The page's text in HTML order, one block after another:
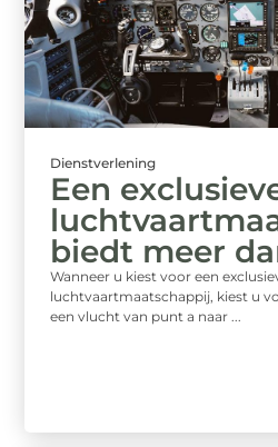
Dienstverlening
Een
biedt meer
Wanneer u kiest voor een
luchtvaartmaatschappij, kiest u
een vlucht van punt a naar ...